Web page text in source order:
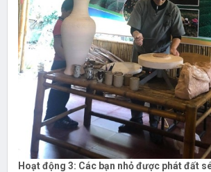
Hoạt động 3: Các bạn nhỏ được phát đất